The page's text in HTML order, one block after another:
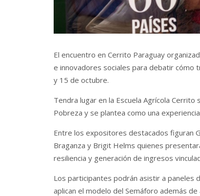
El encuentro en Cerrito Paraguay
e innovadores sociales para debatir cómo
y 15 de octubre.
Tendra lugar en la Escuela Agrícola
Pobreza y se plantea como una
Entre los expositores destacados figuran
Braganza y Brigit Helms quienes
resiliencia y generación de ingresos
Los participantes podrán asistir a paneles
aplican el modelo del Semáforo además